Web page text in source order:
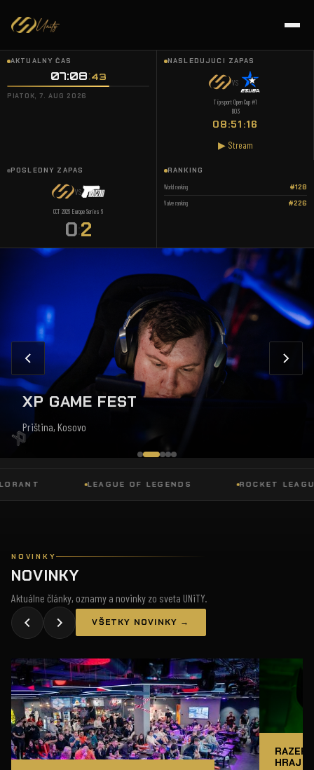
AKTUÁLNY ČAS
07:08 44
PIATOK, 7. AUG 2026
NASLEDUJÚCI ZÁPAS
VS
Tipsport Open Cup #1
BO3
08:51:15
▶ Stream
POSLEDNÝ ZÁPAS
VS
CCT 2026 Europe Series 6
0:2
RANKING
World ranking #128
Valve ranking #226
XP GAME FEST
Priština, Kosovo
LEAGUE OF LEGENDS ROCKET LEAGUE
NOVINKY
NOVINKY
Aktuálne články, oznamy a novinky zo sveta UNiTY.
VŠETKY NOVINKY →
RAZER
HRAJ